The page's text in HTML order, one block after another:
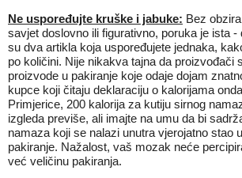
Ne uspoređujte kruške i jabuke: Bez
savjet doslovno ili figurativno, poruka je ista -
su dva artikla koja uspoređujete jednaka,
po količini. Nije nikakva tajna da proizvođači
proizvode u pakiranje koje odaje dojam
kupce koji čitaju deklaraciju o kalorijama
Primjerice, 200 kalorija za kutiju sirnog
izgleda previše, ali imajte na umu da bi
namaza koji se nalazi unutra vjerojatno stao
pakiranje. Nažalost, vaš mozak neće
već veličinu pakiranja.